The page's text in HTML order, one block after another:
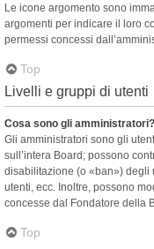
Le icone argomento sono
argomenti per indicare il loro
permessi concessi
Top
Livelli e gruppi di utenti
Cosa sono gli amministratori?
Gli amministratori sono gli
sull’intera Board; possono
disabilitazione (o «ban») degli
utenti, ecc. Inoltre, possono
concesse dal Fondatore della
Top